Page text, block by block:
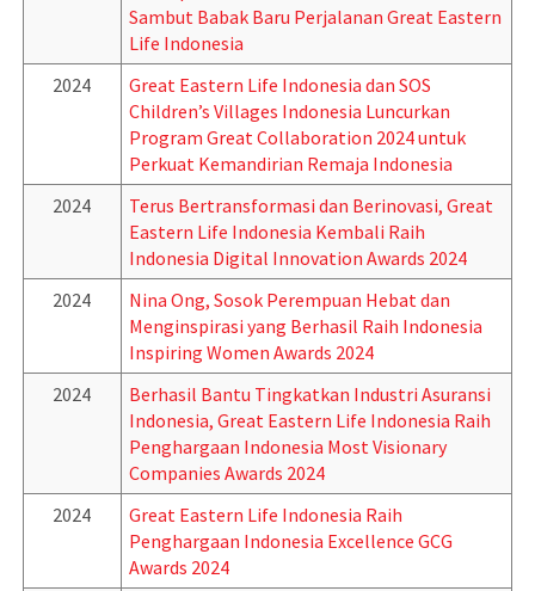
Sambut Babak Baru Perjalanan Great Eastern
Life Indonesia
2024
Great Eastern Life Indonesia dan SOS
Children’s Villages Indonesia Luncurkan
Program Great Collaboration 2024 untuk
Perkuat Kemandirian Remaja Indonesia
2024
Terus Bertransformasi dan Berinovasi, Great
Eastern Life Indonesia Kembali Raih
Indonesia Digital Innovation Awards 2024
2024
Nina Ong, Sosok Perempuan Hebat dan
Menginspirasi yang Berhasil Raih Indonesia
Inspiring Women Awards 2024
2024
Berhasil Bantu Tingkatkan Industri Asuransi
Indonesia, Great Eastern Life Indonesia Raih
Penghargaan Indonesia Most Visionary
Companies Awards 2024
2024
Great Eastern Life Indonesia Raih
Penghargaan Indonesia Excellence GCG
Awards 2024